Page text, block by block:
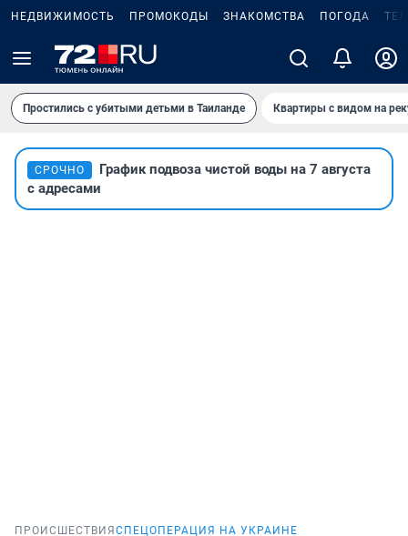
НЕДВИЖИМОСТЬ ПРОМОКОДЫ ЗНАКОМСТВА ПОГОДА
Простились с убитыми детьми в Таиланде Квартиры с видом на
СРОЧНО
График подвоза чистой воды на 7 августа
с адресами
ПРОИСШЕСТВИЯ СПЕЦОПЕРАЦИЯ НА УКРАИНЕ